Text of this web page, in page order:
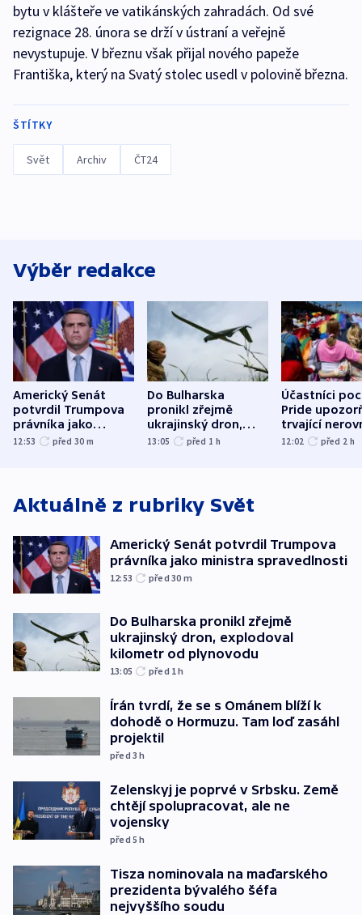
bytu v klášteře ve vatikánských zahradách. Od své
rezignace 28. února se drží v ústraní a veřejně
nevystupuje. V březnu však přijal nového papeže
Františka, který na Svatý stolec usedl v polovině března.
ŠTÍTKY
Svět Archiv ČT24
Výběr redakce
Americký Senát
potvrdil Trumpova
právníka jako
ministra
12:53 před 30 m
Do Bulharska
pronikl zřejmě
ukrajinský dron,
explodoval kilometr
13:05 před 1 h
Účastníci
Pride
trvající
12:02 před 2 h
Aktuálně z rubriky Svět
Americký Senát potvrdil Trumpova
právníka jako ministra spravedlnosti
12:53 před 30 m
Do Bulharska pronikl zřejmě
ukrajinský dron, explodoval
kilometr od plynovodu
13:05 před 1h
Írán tvrdí, že se s Ománem blíží k
dohodě o Hormuzu. Tam loď zasáhl
projektil
před 3h
Zelenskyj je poprvé v Srbsku. Země
chtějí spolupracovat, ale ne
vojensky
před 5h
Tisza nominovala na maďarského
prezidenta bývalého šéfa
nejvyššího soudu